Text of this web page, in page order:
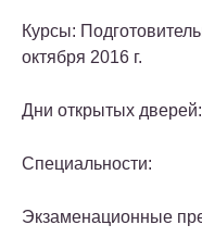
Курсы:
октября 2016 г.
Дни открытых
Специальности:
Экзаменационные